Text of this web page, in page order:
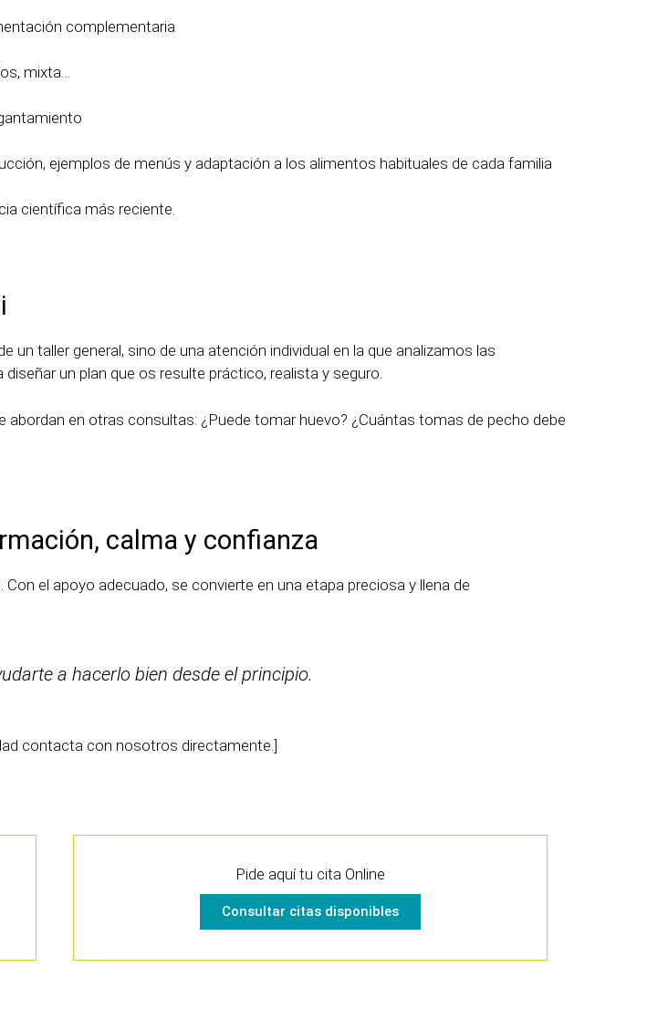
complementaria
mixta…
ejemplos de menús y adaptación a los alimentos habituales de cada familia
científica más reciente.
taller general, sino de una atención individual en la que analizamos las
un plan que os resulte práctico, realista y seguro.
en otras consultas: ¿Puede tomar huevo? ¿Cuántas tomas de pecho debe
calma y confianza
el apoyo adecuado, se convierte en una etapa preciosa y llena de
a hacerlo bien desde el principio.
contacta con nosotros directamente.]
Pide aquí tu cita Online
Consultar citas disponibles